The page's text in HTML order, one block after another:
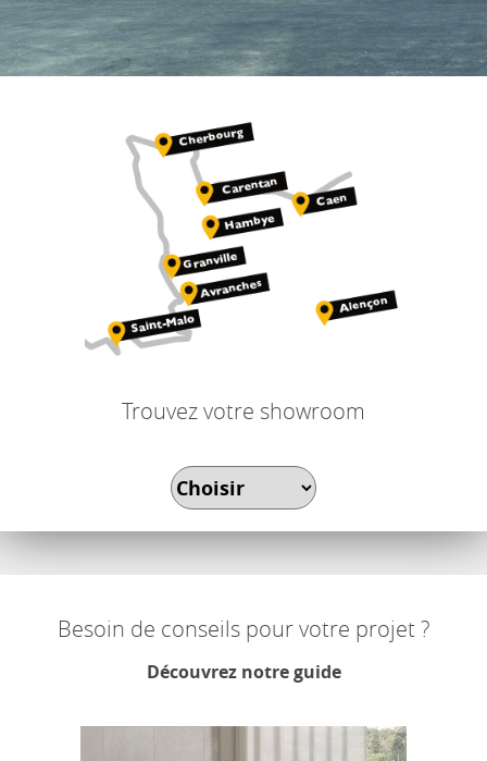
Trouvez votre showroom
Besoin de conseils pour votre projet ?
Découvrez notre guide